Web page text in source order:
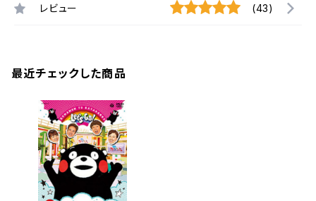
レビュー (43)
最近チェックした商品